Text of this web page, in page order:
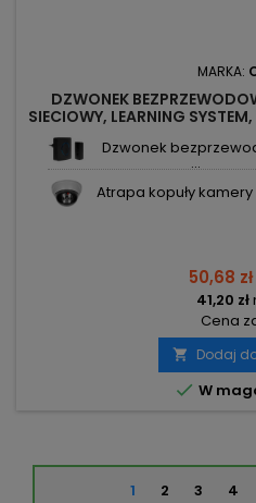
MARKA:
DZWONEK
SIECIOWY, LEARNING
Dzwonek
...
Atrapa kopuły kamery
50,68 zł
41,20 zł
Cena
 Dodaj
 W
1 2 3 4